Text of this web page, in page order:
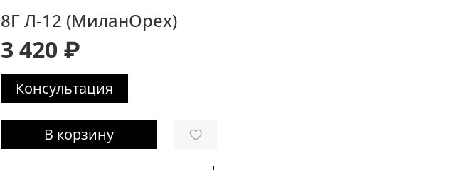
8Г Л-12 (МиланОрех)
3 420 ₽
Консультация
В корзину